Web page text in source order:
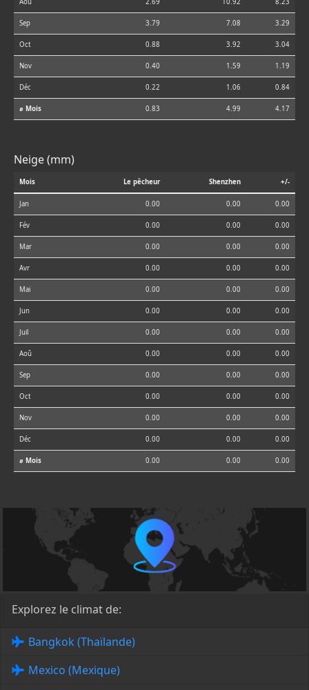
Aoû 2.69 10.92 8.23
Sep 3.79 7.08 3.29
Oct 0.88 3.92 3.04
Nov 0.40 1.59 1.19
Déc 0.22 1.06 0.84
⌀ Mois 0.83 4.99 4.17
Neige (mm)
Mois Le pêcheur Shenzhen +/-
Jan 0.00 0.00 0.00
Fév 0.00 0.00 0.00
Mar 0.00 0.00 0.00
Avr 0.00 0.00 0.00
Mai 0.00 0.00 0.00
Jun 0.00 0.00 0.00
Juil 0.00 0.00 0.00
Aoû 0.00 0.00 0.00
Sep 0.00 0.00 0.00
Oct 0.00 0.00 0.00
Nov 0.00 0.00 0.00
Déc 0.00 0.00 0.00
⌀ Mois 0.00 0.00 0.00
Explorez le climat de:
Bangkok (Thaïlande)
Mexico (Mexique)